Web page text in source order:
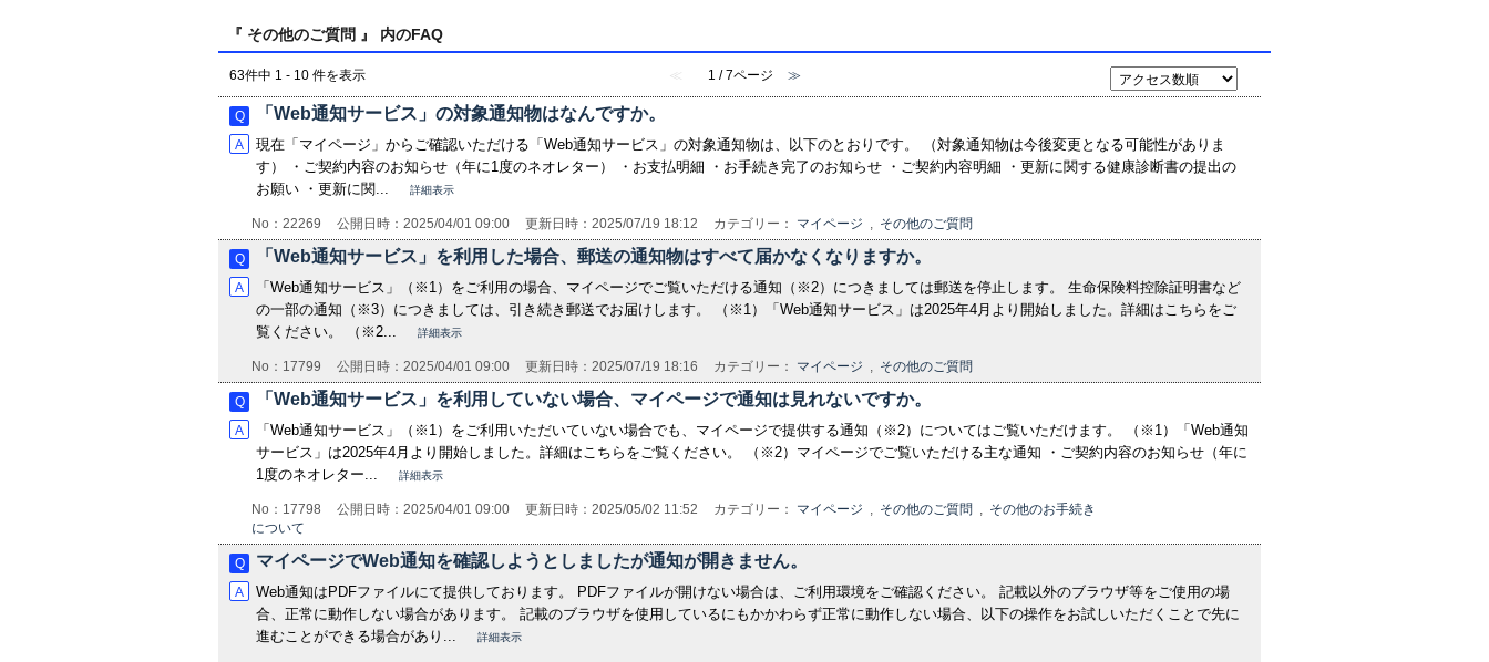
『 その他のご質問 』 内のFAQ
63件中 1 - 10 件を表示 ≪ 1 / 7ページ ≫
「Web通知サービス」の対象通知物はなんですか。
現在「マイページ」からご確認いただける「Web通知サービス」の対象通知物は、以下のとおりです。 （対象通知物は今後変更となる可能性がありま
す） ・ご契約内容のお知らせ（年に1度のネオレター） ・お支払明細 ・お手続き完了のお知らせ ・ご契約内容明細 ・更新に関する健康診断書の提出の
お願い ・更新に関...
詳細表示
No：22269 公開日時：2025/04/01 09:00 更新日時：2025/07/19 18:12 カテゴリー： マイページ , その他のご質問
「Web通知サービス」を利用した場合、郵送の通知物はすべて届かなくなりますか。
「Web通知サービス」（※1）をご利用の場合、マイページでご覧いただける通知（※2）につきましては郵送を停止します。 生命保険料控除証明書など
の一部の通知（※3）につきましては、引き続き郵送でお届けします。 （※1）「Web通知サービス」は2025年4月より開始しました。詳細はこちらをご
覧ください。 （※2...
詳細表示
No：17799 公開日時：2025/04/01 09:00 更新日時：2025/07/19 18:16 カテゴリー： マイページ , その他のご質問
「Web通知サービス」を利用していない場合、マイページで通知は見れないですか。
「Web通知サービス」（※1）をご利用いただいていない場合でも、マイページで提供する通知（※2）についてはご覧いただけます。 （※1）「Web通知
サービス」は2025年4月より開始しました。詳細はこちらをご覧ください。 （※2）マイページでご覧いただける主な通知 ・ご契約内容のお知らせ（年に
1度のネオレター...
詳細表示
No：17798 公開日時：2025/04/01 09:00 更新日時：2025/05/02 11:52 カテゴリー： マイページ , その他のご質問 , その他のお手続き
について
マイページでWeb通知を確認しようとしましたが通知が開きません。
Web通知はPDFファイルにて提供しております。 PDFファイルが開けない場合は、ご利用環境をご確認ください。 記載以外のブラウザ等をご使用の場
合、正常に動作しない場合があります。 記載のブラウザを使用しているにもかかわらず正常に動作しない場合、以下の操作をお試しいただくことで先に
進むことができる場合があり...
詳細表示